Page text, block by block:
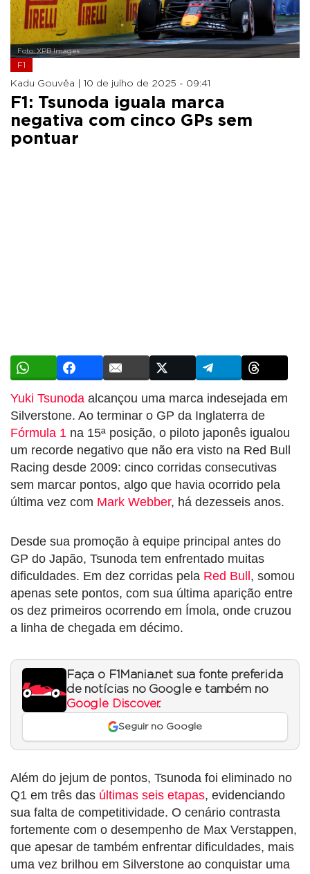
Foto: XPB Images
F1
Kadu Gouvêa | 10 de julho de 2025 - 09:41
F1: Tsunoda iguala marca
negativa com cinco GPs sem
pontuar
Yuki Tsunoda alcançou uma marca indesejada em
Silverstone. Ao terminar o GP da Inglaterra de
Fórmula 1 na 15ª posição, o piloto japonês igualou
um recorde negativo que não era visto na Red Bull
Racing desde 2009: cinco corridas consecutivas
sem marcar pontos, algo que havia ocorrido pela
última vez com Mark Webber, há dezesseis anos.
Desde sua promoção à equipe principal antes do
GP do Japão, Tsunoda tem enfrentado muitas
dificuldades. Em dez corridas pela Red Bull, somou
apenas sete pontos, com sua última aparição entre
os dez primeiros ocorrendo em Ímola, onde cruzou
a linha de chegada em décimo.
Faça o F1Mania.net sua fonte preferida
de notícias no Google e também no
Google Discover.
Seguir no Google
Além do jejum de pontos, Tsunoda foi eliminado no
Q1 em três das últimas seis etapas, evidenciando
sua falta de competitividade. O cenário contrasta
fortemente com o desempenho de Max Verstappen,
que apesar de também enfrentar dificuldades, mais
uma vez brilhou em Silverstone ao conquistar uma